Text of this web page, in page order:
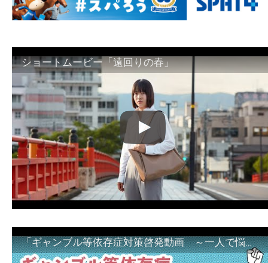
ショートムービー「遠回りの春」
「ギャンブル等依存症対策啓発動画 ～一人で悩まず、家族で悩まず、まず！相談機関へ～」